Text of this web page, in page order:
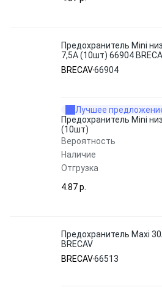
Предохранитель Mini
7,5A (10шт) 66904
BRECAV66904
Лучшее
Предохранитель Mini
(10шт)
Вероятность
Наличие
Отгрузка
4.87 p.
Предохранитель Maxi
BRECAV
BRECAV66513